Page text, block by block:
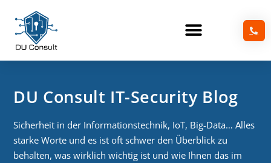
DU Consult IT-Security Blog
Sicherheit in der Informationstechnik, IoT, Big-Data… Alles
starke Worte und es ist oft schwer den Überblick zu
behalten, was wirklich wichtig ist und wie Ihnen das im